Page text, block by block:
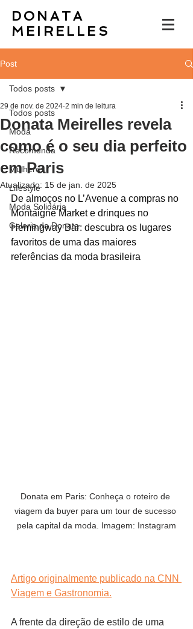
DONATA
MEIRELLES
Post
Todos posts
Moda
Recomenda
Mulheres
Lifestyle
Moda Solidária
Galeria da Donata
Todos posts
Donata Meirelles revela
como é o seu dia perfeito
em Paris
29 de nov. de 2024 2 min de leitura
Atualizado: 15 de jan. de 2025
De almoços no L’Avenue a compras no
Montaigne Market e drinques no
Hemingway Bar: descubra os lugares
favoritos de uma das maiores
referências da moda brasileira
Donata em Paris: Conheça o roteiro de
viagem da buyer para um tour de sucesso
pela capital da moda. Imagem: Instagram
Artigo originalmente publicado na CNN
Viagem e Gastronomia.
A frente da direção de estilo de uma